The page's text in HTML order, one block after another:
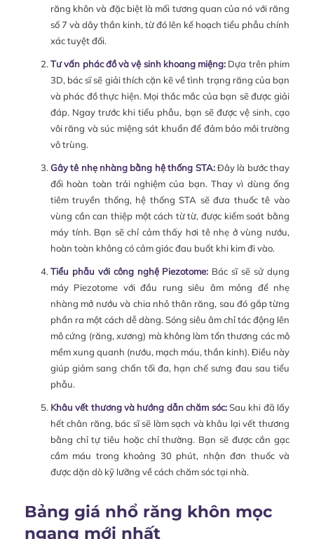
răng khôn và đặc biệt là mối tương quan của nó với răng
số 7 và dây thần kinh, từ đó lên kế hoạch tiểu phẫu chính
xác tuyệt đối.
Tư vấn phác đồ và vệ sinh khoang miệng: Dựa trên phim
3D, bác sĩ sẽ giải thích cặn kẽ về tình trạng răng của bạn
và phác đồ thực hiện. Mọi thắc mắc của bạn sẽ được giải
đáp. Ngay trước khi tiểu phẫu, bạn sẽ được vệ sinh, cạo
vôi răng và súc miệng sát khuẩn để đảm bảo môi trường
vô trùng.
Gây tê nhẹ nhàng bằng hệ thống STA:Đây là bước thay
đổi hoàn toàn trải nghiệm của bạn. Thay vì dùng ống
tiêm truyền thống, hệ thống STA sẽ đưa thuốc tê vào
vùng cần can thiệp một cách từ từ, được kiểm soát bằng
máy tính. Bạn sẽ chỉ cảm thấy hơi tê nhẹ ở vùng nướu,
hoàn toàn không có cảm giác đau buốt khi kim đi vào.
Tiểu phẫu với công nghệ Piezotome: Bác sĩ sẽ sử dụng
máy Piezotome với đầu rung siêu âm mỏng để nhẹ
nhàng mở nướu và chia nhỏ thân răng, sau đó gắp từng
phần ra một cách dễ dàng. Sóng siêu âm chỉ tác động lên
mô cứng (răng, xương) mà không làm tổn thương các mô
mềm xung quanh (nướu, mạch máu, thần kinh). Điều này
giúp giảm sang chấn tối đa, hạn chế sưng đau sau tiểu
phẫu.
Khâu vết thương và hướng dẫn chăm sóc:Sau khi đã lấy
hết chân răng, bác sĩ sẽ làm sạch và khâu lại vết thương
bằng chỉ tự tiêu hoặc chỉ thường. Bạn sẽ được cắn gạc
cầm máu trong khoảng 30 phút, nhận đơn thuốc và
được dặn dò kỹ lưỡng về cách chăm sóc tại nhà.
Bảng giá nhổ răng khôn mọc
ngang mới nhất